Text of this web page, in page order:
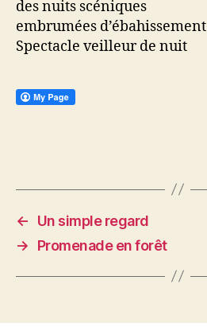
des nuits scéniques
embrumées d’ébahissement
Spectacle veilleur de nuit
←
Un simple regard
→
Promenade en forêt